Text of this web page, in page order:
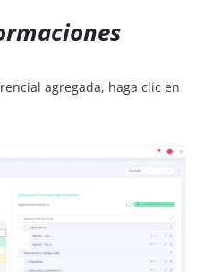
agregada, haga clic en